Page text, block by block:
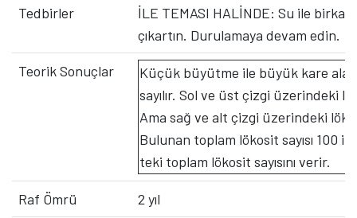
Tedbirler
İLE TEMASI HALİNDE: Su ile
çıkartın. Durulamaya devam edin.
Teorik Sonuçlar
Küçük büyütme ile büyük kare
sayılır. Sol ve üst çizgi üzerindeki
Ama sağ ve alt çizgi üzerindeki
Bulunan toplam lökosit sayısı 100 ile
teki toplam lökosit sayısını verir.
Raf Ömrü 2 yıl